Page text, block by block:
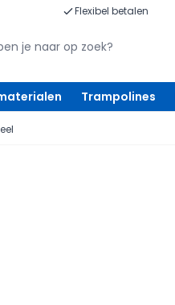
Flexibel betalen
Trampolines